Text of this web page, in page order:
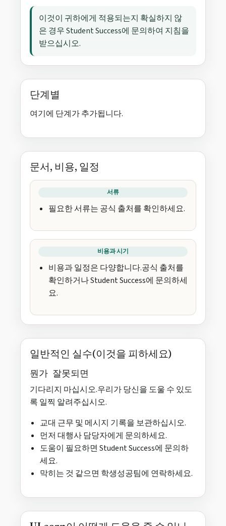
이것이 귀하에게 적용되는지 확실하지 않
은 경우 Student Success에 문의하여 지침을
받으십시오.
단계별
여기에 단계가 추가됩니다.
문서, 비용, 일정
서류
필요한 서류는 공식 출처를 확인하세요.
비용과 시기
비용과 일정은 다양합니다.공식 출처를
확인하거나 Student Success에 문의하세
요.
일반적인 실수(이것을 피하세요)
뭔가 잘못되면
기다리지 마십시오.우리가 당신을 도울 수 있도
록 일찍 알려주십시오.
교대 근무 및 메시지 기록을 보관하십시오.
먼저 대행사 담당자에게 문의하세요.
도움이 필요하면 Student Success에 문의하
세요.
막히는 것 같으면 학생성공팀에 연락하세요.